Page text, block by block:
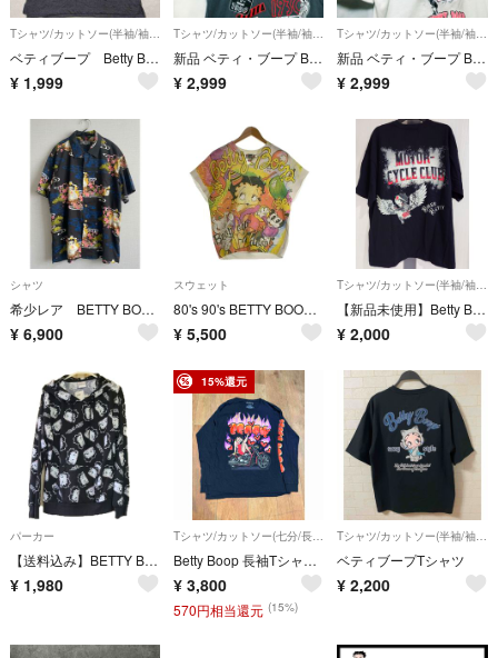
Tシャツ/カットソー(半袖/袖なし)
ベティブープ Betty Boop ZOMBIE LOVE Tシャツ Tシャツ 半袖 y2k フリーサイズ
¥ 1,999
Tシャツ/カットソー(半袖/袖なし)
新品 ベティ・ブープ Betty Boop メンズ Tシャツ L ダークグレー
¥ 2,999
Tシャツ/カットソー(半袖/袖なし)
新品 ベティ・ブープ Betty Boop Tシャツ Lサイズ 白色
¥ 2,999
シャツ
希少レア BETTY BOOP ベティ・ブープ アロハシャツ ジュートバッグ付き 観音菩薩 総柄 開襟シャツ 和柄 かりゆし XL
¥ 6,900
スウェット
80's 90's BETTY BOOP ベティープープ 半袖 クルーネックスウェット ホワイト マルチカラー USA製 Size M
¥ 5,500
Tシャツ/カットソー(半袖/袖なし)
【新品未使用】Betty Boop Biker Tシャツ ベティちゃん4Lサイズ
¥ 2,000
パーカー
【送料込み】BETTY BOOP ベティーブープ フリースパーカー カンガルーポケット フード付き 男女兼用 Lサイズ
¥ 1,980
15%還元
Tシャツ/カットソー(七分/長袖)
Betty Boop 長袖Tシャツ M
¥ 3,800
570円相当還元 (15%)
Tシャツ/カットソー(半袖/袖なし)
ベティブープTシャツ
¥ 2,200